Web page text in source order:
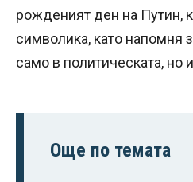
рожденият ден на Путин,
символика, като
само в политическата, но
Още по темата